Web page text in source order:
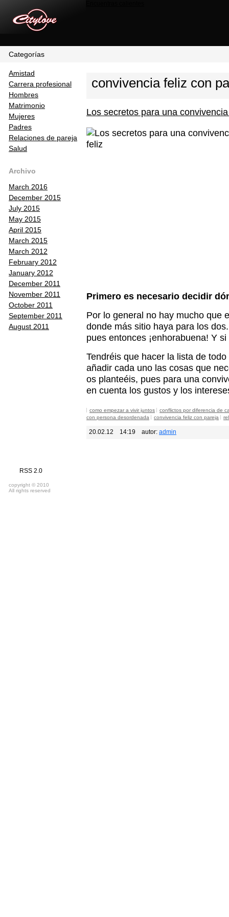
Categorías
Amistad
Carrera profesional
Hombres
Matrimonio
Mujeres
Padres
Relaciones de pareja
Salud
Archivo
March 2016
December 2015
July 2015
May 2015
April 2015
March 2015
March 2012
February 2012
January 2012
December 2011
November 2011
October 2011
September 2011
August 2011
convivencia feliz con
Los secretos para una
Primero es necesario decidir
Por lo general no hay mucho que
donde más sitio haya para los
pues entonces ¡enhorabuena! Y
Tendréis que hacer la lista de
añadir cada uno las cosas que
os planteéis, pues para una
en cuenta los gustos y los
como empezar a vivir juntos
conflictos por diferencia de
con persona desordenada
convivencia feliz con pareja
20.02.12 14:19 autor: admin
RSS 2.0
copyright © 2010
All rights reserved